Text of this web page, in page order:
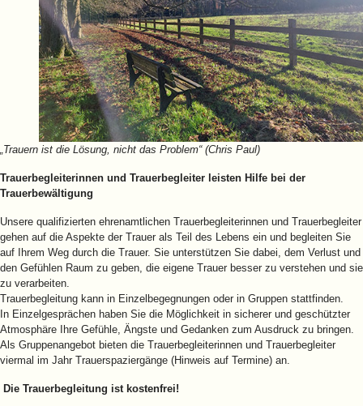
„Trauern ist die Lösung, nicht das Problem“ (Chris Paul)
Trauerbegleiterinnen und Trauerbegleiter leisten Hilfe bei der
Trauerbewältigung
Unsere qualifizierten ehrenamtlichen Trauerbegleiterinnen und Trauerbegleiter
gehen auf die Aspekte der Trauer als Teil des Lebens ein und begleiten Sie
auf Ihrem Weg durch die Trauer. Sie unterstützen Sie dabei, dem Verlust und
den Gefühlen Raum zu geben, die eigene Trauer besser zu verstehen und sie
zu verarbeiten.
Trauerbegleitung kann in Einzelbegegnungen oder in Gruppen stattfinden.
In Einzelgesprächen haben Sie die Möglichkeit in sicherer und geschützter
Atmosphäre Ihre Gefühle, Ängste und Gedanken zum Ausdruck zu bringen.
Als Gruppenangebot bieten die Trauerbegleiterinnen und Trauerbegleiter
viermal im Jahr Trauerspaziergänge (Hinweis auf Termine) an.
Die Trauerbegleitung ist kostenfrei!